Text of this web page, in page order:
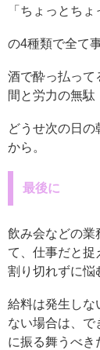
「ちょっとち
の4種類で全て
酒で酔っ払って
間と労力の無駄
どうせ次の日
から。
最後に
飲み会などの業
て、仕事だと捉
割り切れずに悩
給料は発生しな
ない場合は、で
に振る舞うべき